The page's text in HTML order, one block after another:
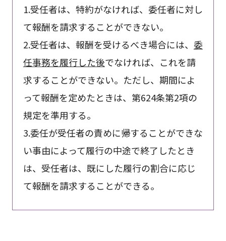
1.受任者は、特約がなければ、委任者に対し
て報酬を請求することができない。
2.受任者は、報酬を受けるべき場合には、 委
任事務を履行した後でなければ、これを請
求することができない。ただし、期間によ
って報酬を定めたときは、第624条第2項の
規定を準用する。
3.委任が受任者の責めに帰することができな
い事由によって履行の中途で終了したとき
は、受任者は、既にした履行の割合に応じ
て報酬を請求することができる。